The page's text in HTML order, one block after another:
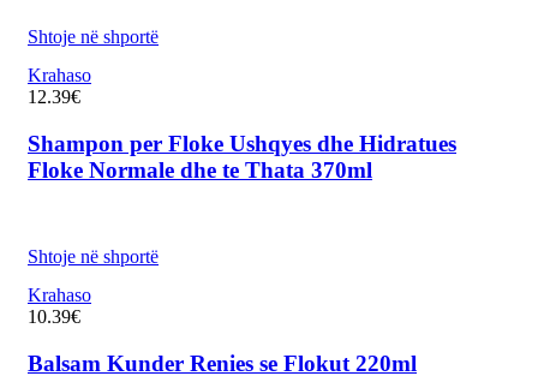
Shtoje në shportë
Krahaso
12.39€
Shampon per Floke Ushqyes dhe Hidratues
Floke Normale dhe te Thata 370ml
Shtoje në shportë
Krahaso
10.39€
Balsam Kunder Renies se Flokut 220ml